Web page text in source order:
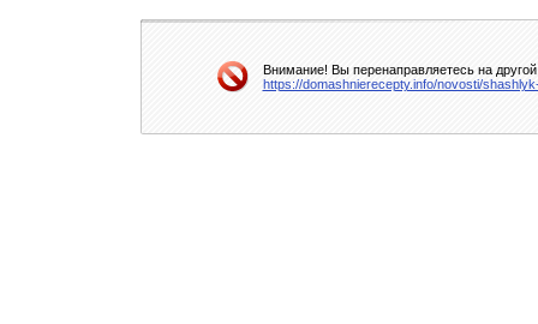
Внимание! Вы перенаправляетесь на
https://domashnierecepty.info/novosti/